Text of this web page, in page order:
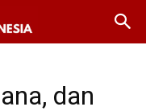
dan